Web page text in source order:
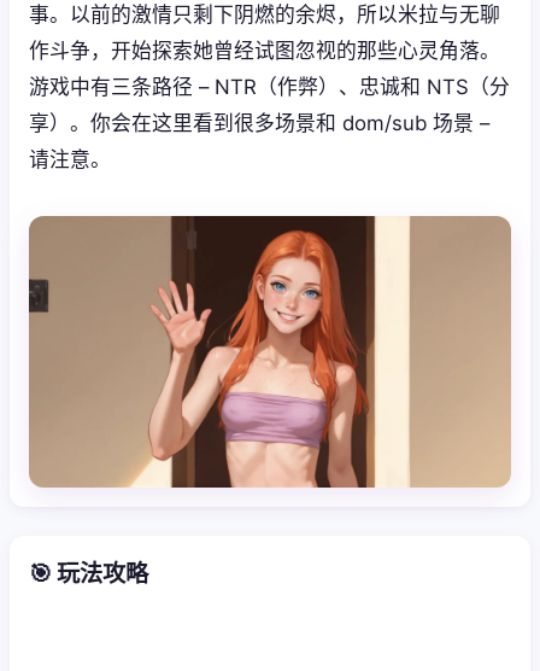
事。以前的激情只剩下阴燃的余烬，所以米拉与无聊
作斗争，开始探索她曾经试图忽视的那些心灵角落。
游戏中有三条路径 – NTR（作弊）、忠诚和 NTS（分
享）。你会在这里看到很多场景和 dom/sub 场景 –
请注意。
🎯 玩法攻略